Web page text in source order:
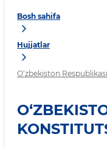
Bosh sahifa
Hujjatlar
O‘zbekiston